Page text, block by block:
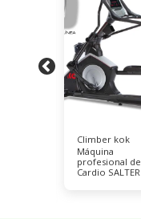
Climber kok
Máquina
profesional de
Cardio SALTER